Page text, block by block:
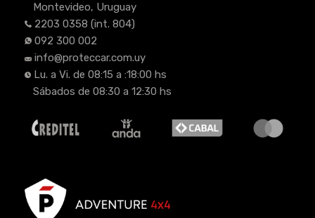
Montevideo, Uruguay
2203 0358 (int. 804)
092 300 002
info@proteccar.com.uy
Lu. a Vi. de 08:15 a :18:00 hs
Sábados de 08:30 a 12:30 hs